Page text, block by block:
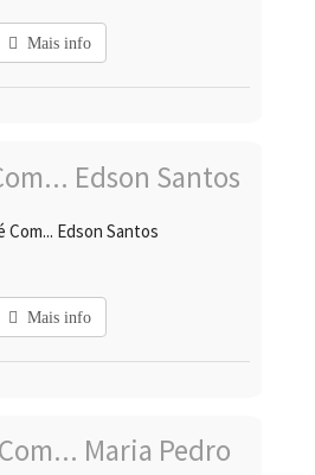
Mais info
Com... Edson Santos
Mais info